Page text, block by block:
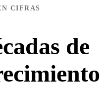
CIFRAS
de